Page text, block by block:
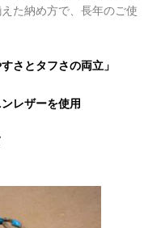
た納め方で、長年のご使
さとタフさの両立」
レザーを使用